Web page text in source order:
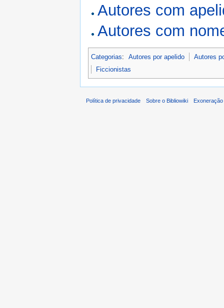
Autores com
Autores com
Categorias: Autores por apelido
Autores
Ficcionistas
Política de privacidade Sobre o Bibliowiki